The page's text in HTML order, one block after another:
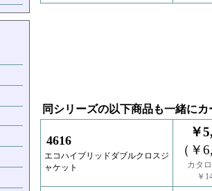
同シリーズの以下商品も一緒に
4616
エコハイブリッドダブルクロスジ
ャケット
￥
（￥
カタ
￥